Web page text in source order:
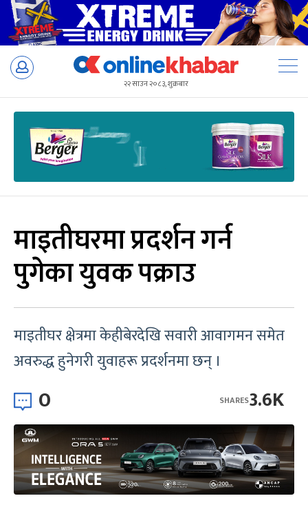
Skip
२२ साउन २०८३, शुक्रबार
माइतीघरमा प्रदर्शन गर्न
पुगेका युवक पक्राउ
माइतीघर क्षेत्रमा केहीबेरदेखि सवारी आवागमन समेत
अवरुद्ध हुनेगरी युवाहरू प्रदर्शनमा छन् ।
0 3.6K
SHARES